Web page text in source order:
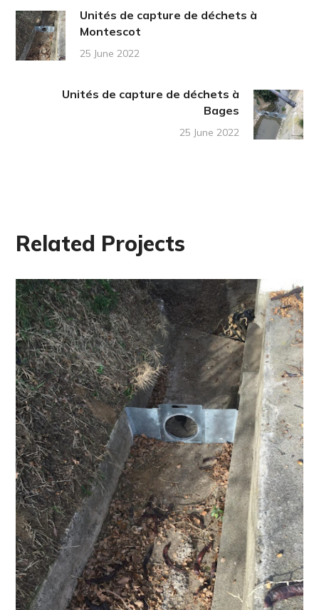
Unités de capture de déchets à
Montescot
25 June 2022
Unités de capture de déchets à
Bages
25 June 2022
Related Projects